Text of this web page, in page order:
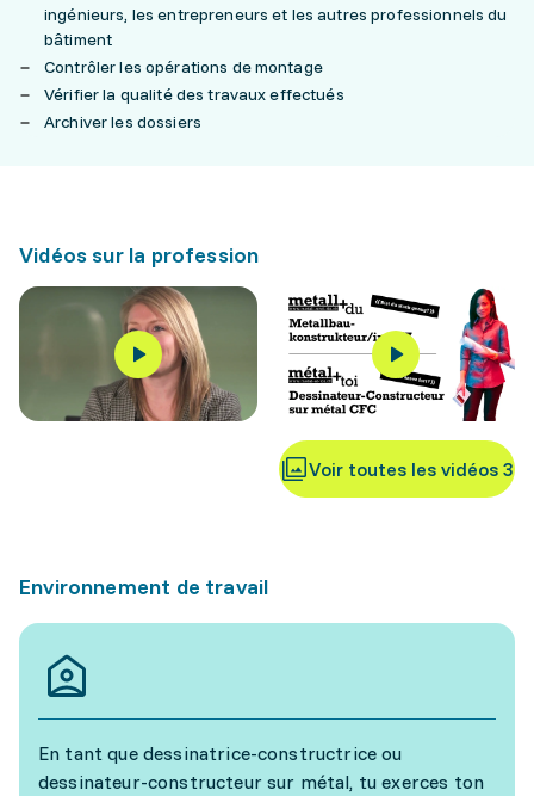
ingénieurs, les entrepreneurs et les autres professionnels du
bâtiment
Contrôler les opérations de montage
Vérifier la qualité des travaux effectués
Archiver les dossiers
Vidéos sur la profession
Voir toutes les vidéos 3
Environnement de travail
En tant que dessinatrice-constructrice ou
dessinateur-constructeur sur métal, tu exerces ton